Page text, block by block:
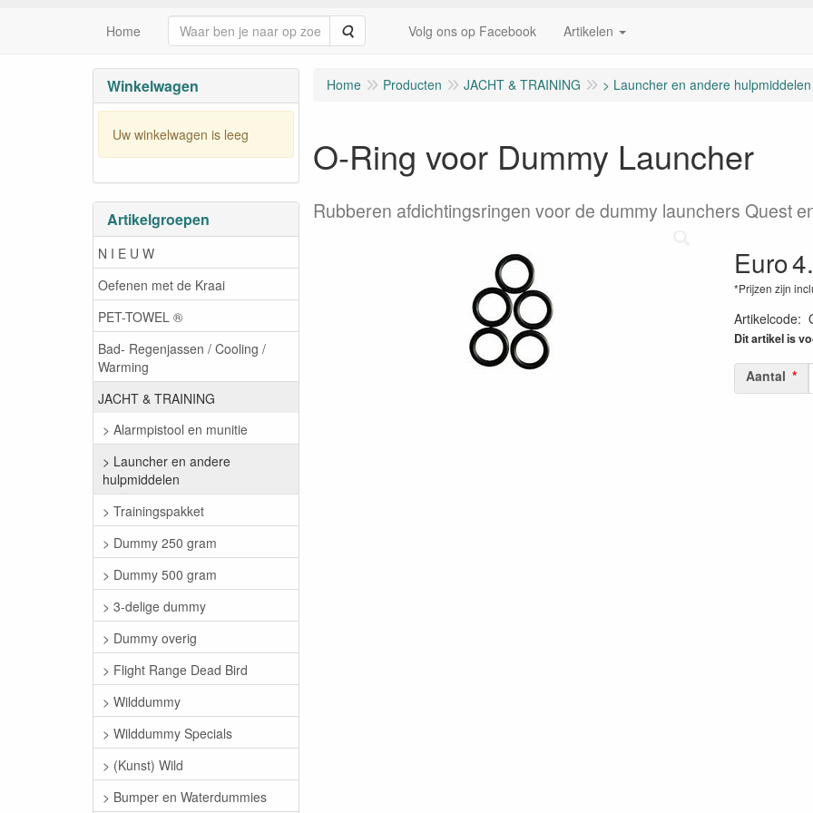
Home Zoeken Volg ons op Facebook Artikelen
Winkelwagen
Uw winkelwagen is leeg
Artikelgroepen
N I E U W
Oefenen met de Kraai
PET-TOWEL ®
Bad- Regenjassen / Cooling /
Warming
JACHT & TRAINING
> Alarmpistool en munitie
> Launcher en andere
hulpmiddelen
> Trainingspakket
> Dummy 250 gram
> Dummy 500 gram
> 3-delige dummy
> Dummy overig
> Flight Range Dead Bird
> Wilddummy
> Wilddummy Specials
> (Kunst) Wild
> Bumper en Waterdummies
Home Producten JACHT & TRAINING > Launcher en andere hulpmiddelen
O-Ring voor Dummy Launcher
Rubberen afdichtingsringen voor de dummy launchers Quest
Euro
*Prijzen zijn
Artikelcode:
Dit artikel is
Aantal